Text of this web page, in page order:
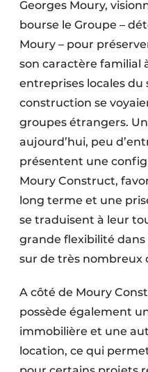
Georges Moury,
bourse le Groupe –
Moury – pour
son caractère familial
entreprises locales du
construction se
groupes étrangers.
aujourd’hui, peu
présentent une
Moury Construct,
long terme et une
se traduisent à leur
grande flexibilité dans
sur de très nombreux
A côté de Moury
possède également
immobilière et une
location, ce qui